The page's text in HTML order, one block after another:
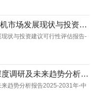
2025-2031年全球与中国骨传导耳机市场发展现状与投资建议可行性评估报告-中金企信发布...
状与投资建议可行性评估报告-
全球与中国专业音视频设备市场深度调研及未来趋势分析报告2025-2031年-中金企信发布
趋势分析报告2025-2031年-中